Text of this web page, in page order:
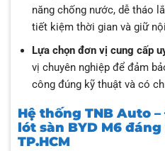
năng chống nước, dễ tháo
tiết kiệm thời gian và giữ
Lựa chọn đơn vị cung cấp
vị chuyên nghiệp để đảm
công đúng kỹ thuật và có
Hệ thống TNB Auto
lót sàn BYD M6
TP.HCM